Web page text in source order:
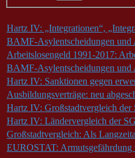
Hartz IV: „Integrationen“,
BAMF-Asylentscheidungen und
Arbeitslosengeld 1991-2017:
BAMF-Asylentscheidungen und
Hartz IV: Sanktionen gegen
Ausbildungsverträge: neu
Hartz IV: Großstadtvergleich
Hartz IV: Ländervergleich der
Großstadtvergleich: Als
EUROSTAT: Armutsgefährdung